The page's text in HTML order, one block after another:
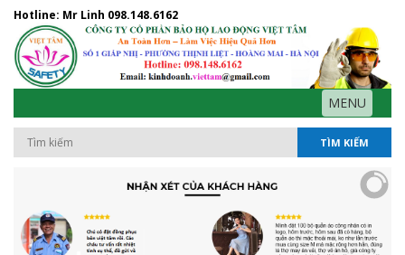
Hotline: Mr Linh 098.148.6162
MENU
TÌM KIẾM